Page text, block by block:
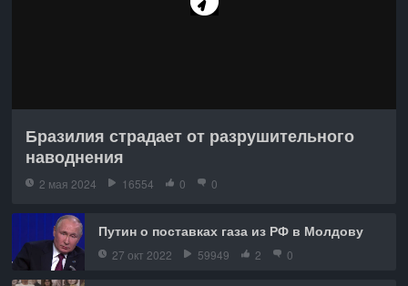
Бразилия страдает от разрушительного
наводнения
2 мая 2024 16554 0 0
Путин о поставках газа из РФ в Молдову
27 окт 2022 59949 2 0